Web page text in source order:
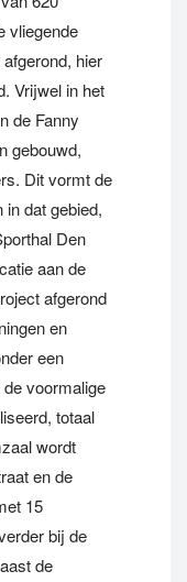
vliegende
hier
Vrijwel in het
de Fanny
gebouwd,
Dit vormt de
dat gebied,
Den
aan de
afgerond
en
een
voormalige
totaal
wordt
en de
15
bij de
de